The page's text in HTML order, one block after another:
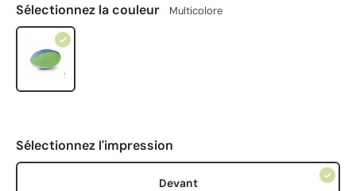
Sélectionnez la couleur Multicolore
Sélectionnez l'impression
Devant